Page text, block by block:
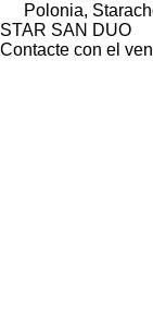
Polonia,
STAR SAN DUO
Contacte con el